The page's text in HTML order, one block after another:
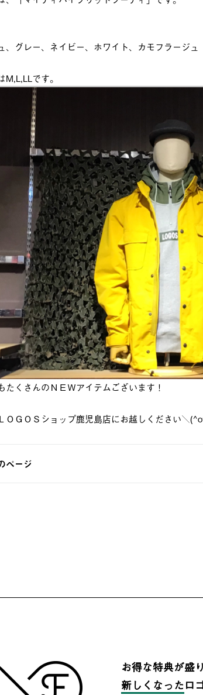
、グレー、ネイビー、ホワイト、カモフラージュ
M,L,LLです。
たくさんのＮＥＷアイテムございます！
ＯＧＯＳショップ鹿児島店にお越しください＼
ページ
お得な特典が盛
新しくなったロ